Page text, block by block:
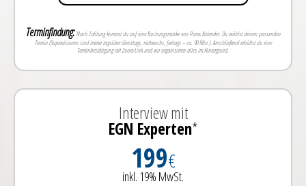
Terminfindung:Nach Zahlung kommst du auf eine Buchungsmaske von Pams Kalender. Du wählst deinen passenden
Termin (Supervisionen sind immer tagsüber dienstags, mittwochs, freitags – ca. 90 Min.). Anschließend erhältst du eine
Terminbestätigung mit Zoom-Link und wir organisieren alles im Hintergrund.
Interview mit
EGN Experten*
199€
inkl. 19% MwSt.